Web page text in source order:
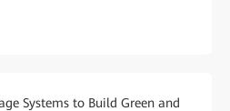
Systems to Build Green and